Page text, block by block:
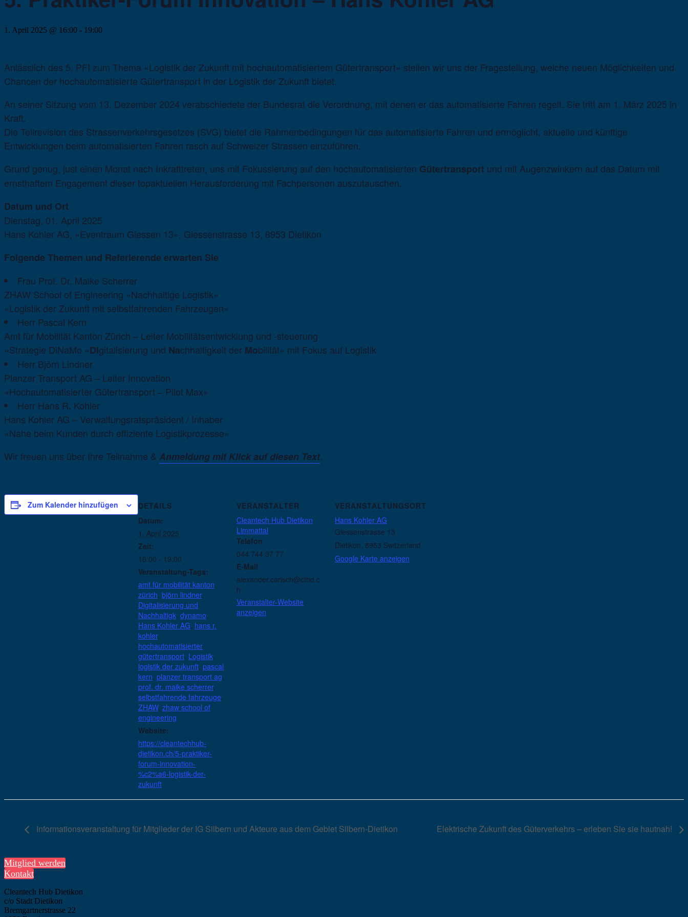
1. April 2025 @ 16:00 - 19:00
Anlässlich des 5. PFI zum Thema «Logistik der Zukunft mit hochautomatisiertem Gütertransport» stellen wir uns der Fragestellung, welche neuen Möglichkeiten und
Chancen der hochautomatisierte Gütertransport in der Logistik der Zukunft bietet.
An seiner Sitzung vom 13. Dezember 2024 verabschiedete der Bundesrat die Verordnung, mit denen er das automatisierte Fahren regelt. Sie tritt am 1. März 2025 in
Kraft.
Die Teilrevision des Strassenverkehrsgesetzes (SVG) bietet die Rahmenbedingungen für das automatisierte Fahren und ermöglicht, aktuelle und künftige
Entwicklungen beim automatisierten Fahren rasch auf Schweizer Strassen einzuführen.
Grund genug, just einen Monat nach Inkrafttreten, uns mit Fokussierung auf den hochautomatisierten Gütertransport und mit Augenzwinkern auf das Datum mit
ernsthaftem Engagement dieser topaktuellen Herausforderung mit Fachpersonen auszutauschen.
Datum und Ort
Dienstag, 01. April 2025
Hans Kohler AG, «Eventraum Giessen 13», Giessenstrasse 13, 8953 Dietikon
Folgende Themen und Referierende erwarten Sie
Frau Prof. Dr. Maike Scherrer
ZHAW School of Engineering «Nachhaltige Logistik»
«Logistik der Zukunft mit selbstfahrenden Fahrzeugen»
Herr Pascal Kern
Amt für Mobilität Kanton Zürich – Leiter Mobilitätsentwicklung und -steuerung
«Strategie DiNaMo «Digitalisierung und Nachhaltigkeit der Mobilität» mit Fokus auf Logistik
Herr Björn Lindner
Planzer Transport AG – Leiter Innovation
«Hochautomatisierter Gütertransport – Pilot Max»
Herr Hans R. Kohler
Hans Kohler AG – Verwaltungsratspräsident / Inhaber
«Nahe beim Kunden durch effiziente Logistikprozesse»
Wir freuen uns über Ihre Teilnahme & Anmeldung mit Klick auf diesen Text.
Zum Kalender hinzufügen
DETAILS
Datum:
1. April 2025
Zeit:
16:00 - 19:00
Veranstaltung-Tags:
amt für mobilität kanton
zürich björn lindner,
Digitalisierung und
Nachhaltigk dynamo
Hans Kohler AG hans r.
kohler,
hochautomatisierter
gütertransport Logistik
logistik der zukunft pascal
kern planzer transport ag
prof. dr. maike scherrer,
selbstfahrende fahrzeuge
ZHAW, zhaw school of
engineering
Website:
https://cleantechhub-
dietikon.ch/5-praktiker-
forum-innovation-
%c2%a6-logistik-der-
zukunft
VERANSTALTER
Cleantech Hub Dietikon
Limmattal
Telefon
044 744 37 77
E-Mail
alexander.carisch@cthd.c
h
Veranstalter-Website
anzeigen
VERANSTALTUNGSORT
Hans Kohler AG
Giessenstrasse 13
Dietikon 8953 Switzerland
Google Karte anzeigen
Informationsveranstaltung für Mitglieder der IG Silbern und Akteure aus dem Gebiet Silbern-Dietikon Elektrische Zukunft des Güterverkehrs – erleben Sie sie hautnah!
Mitglied werden
Kontakt
Cleantech Hub Dietikon
c/o Stadt Dietikon
Bremgartnerstrasse 22